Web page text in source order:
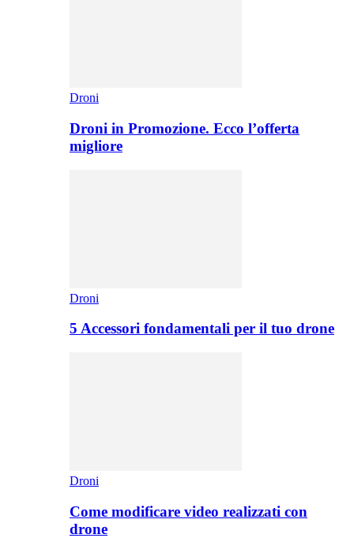
Droni
Droni in Promozione. Ecco l’offerta
migliore
Droni
5 Accessori fondamentali per il tuo drone
Droni
Come modificare video realizzati con
drone